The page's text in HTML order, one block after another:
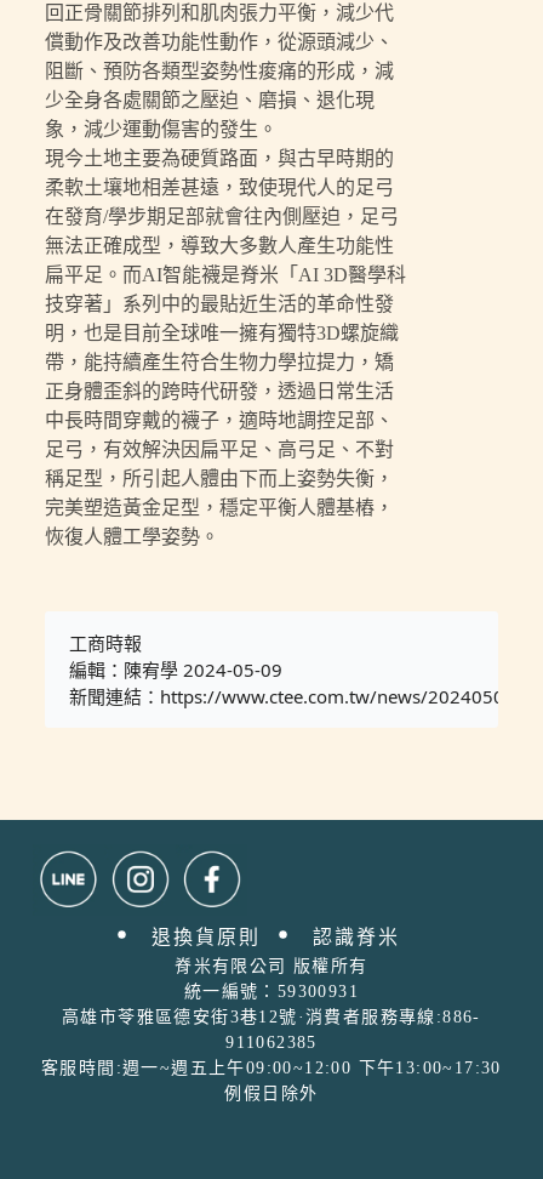
回正骨關節排列和肌肉張力平衡，減少代
償動作及改善功能性動作，從源頭減少、
阻斷、預防各類型姿勢性痠痛的形成，減
少全身各處關節之壓迫、磨損、退化現
象，減少運動傷害的發生。
現今土地主要為硬質路面，與古早時期的
柔軟土壤地相差甚遠，致使現代人的足弓
在發育/學步期足部就會往內側壓迫，足弓
無法正確成型，導致大多數人產生功能性
扁平足。而AI智能襪是脊米「AI 3D醫學科
技穿著」系列中的最貼近生活的革命性發
明，也是目前全球唯一擁有獨特3D螺旋織
帶，能持續產生符合生物力學拉提力，矯
正身體歪斜的跨時代研發，透過日常生活
中長時間穿戴的襪子，適時地調控足部、
足弓，有效解決因扁平足、高弓足、不對
稱足型，所引起人體由下而上姿勢失衡，
完美塑造黃金足型，穩定平衡人體基樁，
恢復人體工學姿勢。
工商時報
編輯：陳宥學 2024-05-09
新聞連結： https://www.ctee.com.tw/news/
退換貨原則 認識脊米ㅤ
脊米有限公司 版權所有
統一編號：59300931
高雄市苓雅區德安街3巷12號·消費者服務專線:886-
911062385
客服時間:週一~週五上午09:00~12:00 下午13:00~17:30
例假日除外